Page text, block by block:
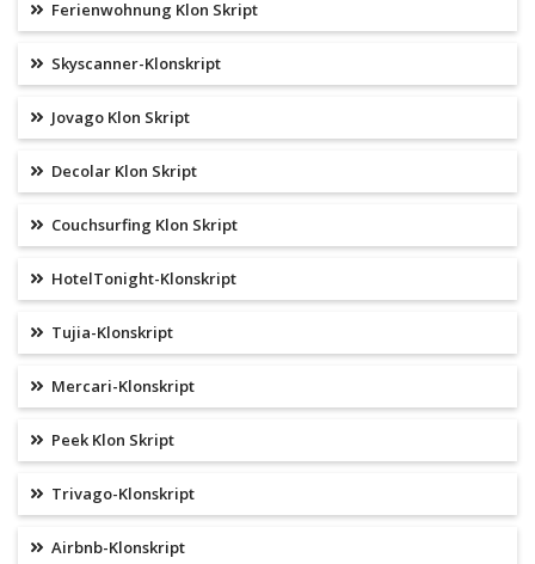
Ferienwohnung Klon Skript
Skyscanner-Klonskript
Jovago Klon Skript
Decolar Klon Skript
Couchsurfing Klon Skript
HotelTonight-Klonskript
Tujia-Klonskript
Mercari-Klonskript
Peek Klon Skript
Trivago-Klonskript
Airbnb-Klonskript